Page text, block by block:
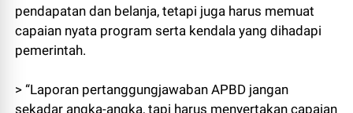
pendapatan dan belanja, tetapi juga harus memuat
capaian nyata program serta kendala yang dihadapi
pemerintah.
> “Laporan pertanggungjawaban APBD jangan
sekadar angka-angka, tapi harus menyertakan capaian